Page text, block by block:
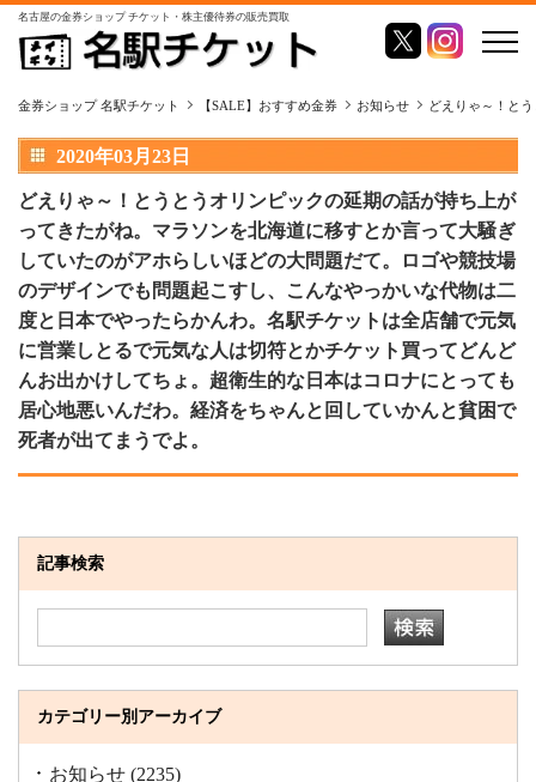
名古屋の金券ショップ チケット・株主優待券の販売買取
金券ショップ 名駅チケット 【SALE】おすすめ金券 お知らせ どえりゃ～！と
2020年03月23日
どえりゃ～！とうとうオリンピックの延期の話が持ち上が
ってきたがね。マラソンを北海道に移すとか言って大騒ぎ
していたのがアホらしいほどの大問題だて。ロゴや競技場
のデザインでも問題起こすし、こんなやっかいな代物は二
度と日本でやったらかんわ。名駅チケットは全店舗で元気
に営業しとるで元気な人は切符とかチケット買ってどんど
んお出かけしてちょ。超衛生的な日本はコロナにとっても
居心地悪いんだわ。経済をちゃんと回していかんと貧困で
死者が出てまうでよ。
記事検索
カテゴリー別アーカイブ
お知らせ (2235)